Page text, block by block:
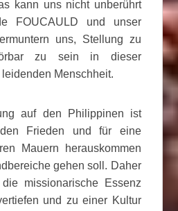
kann uns nicht unberührt
FOUCAULD und unser
uns, Stellung zu
zu sein in dieser
Menschheit.
auf den Philippinen ist
Frieden und für eine
Mauern herauskommen
gehen soll. Daher
missionarische Essenz
und zu einer Kultur